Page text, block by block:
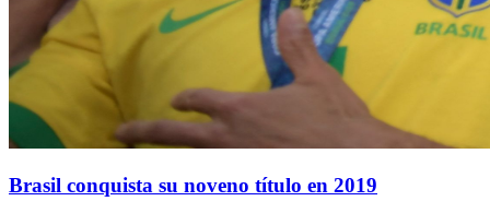
Brasil conquista su noveno título en 2019